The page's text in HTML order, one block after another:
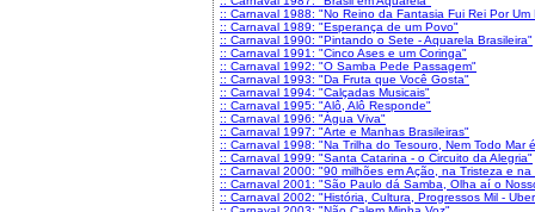
:: Carnaval 1988: "No Reino da Fantasia Fui Rei Por Um
:: Carnaval 1989: "Esperança de um Povo"
:: Carnaval 1990: "Pintando o Sete - Aquarela Brasileira"
:: Carnaval 1991: "Cinco Ases e um Coringa"
:: Carnaval 1992: "O Samba Pede Passagem"
:: Carnaval 1993: "Da Fruta que Você Gosta"
:: Carnaval 1994: "Calçadas Musicais"
:: Carnaval 1995: "Alô, Alô Responde"
:: Carnaval 1996: "Água Viva"
:: Carnaval 1997: "Arte e Manhas Brasileiras"
:: Carnaval 1998: "Na Trilha do Tesouro, Nem Todo Mar
:: Carnaval 1999: "Santa Catarina - o Circuito da Alegria"
:: Carnaval 2000: "90 milhões em Ação, na Tristeza e na
:: Carnaval 2001: "São Paulo dá Samba, Olha aí o
:: Carnaval 2002: "História, Cultura, Progressos Mil -